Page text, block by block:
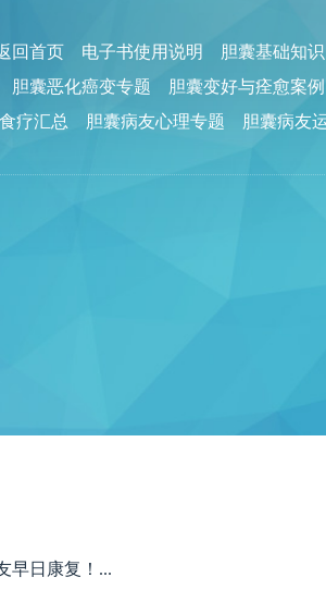
回首页 电子书使用说明 胆囊基础知识
胆囊恶化癌变专题 胆囊变好与痊愈案例
疗汇总 胆囊病友心理专题 胆囊病友
早日康复！...